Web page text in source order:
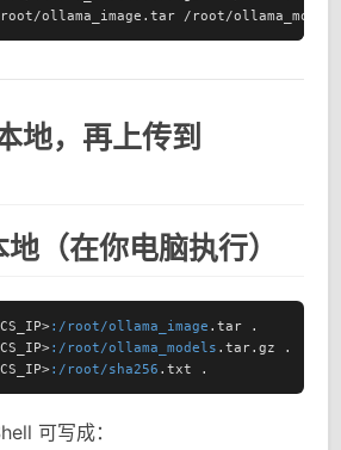
/root/ollama_image.tar /root/
地，再上传到
（在你电脑执行）
:/root/ollama_image .tar .
:/root/ollama_models .tar.gz .
:/root/sha256 .txt .
可写成：